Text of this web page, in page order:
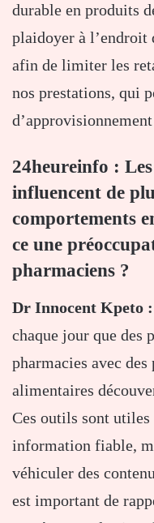
durable en produits
plaidoyer à l’endroit
afin de limiter les
nos prestations, qui
24heureinfo :
influencent de
comportements
ce une
pharmaciens ?
Dr Innocent Kpeto :
chaque jour que des
pharmacies avec
alimentaires
Ces outils sont
information fiable,
véhiculer des
est important de